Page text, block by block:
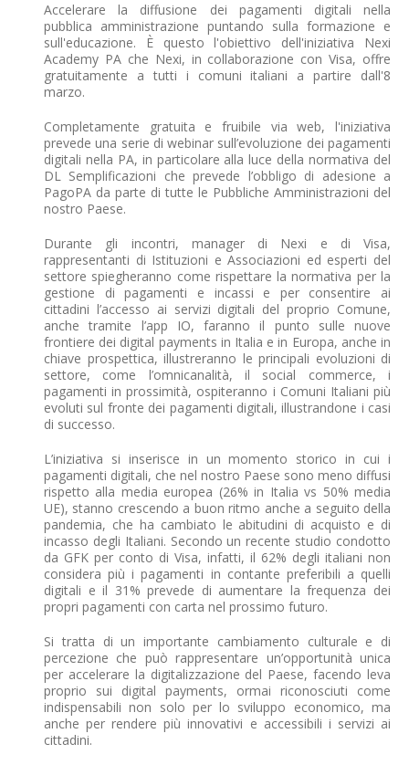
Accelerare la diffusione dei pagamenti digitali nella
pubblica amministrazione puntando sulla formazione e
sull'educazione. È questo l'obiettivo dell'iniziativa Nexi
Academy PA che Nexi, in collaborazione con Visa, offre
gratuitamente a tutti i comuni italiani a partire dall'8
marzo.
Completamente gratuita e fruibile via web, l'iniziativa
prevede una serie di webinar sull’evoluzione dei pagamenti
digitali nella PA, in particolare alla luce della normativa del
DL Semplificazioni che prevede l’obbligo di adesione a
PagoPA da parte di tutte le Pubbliche Amministrazioni del
nostro Paese.
Durante gli incontri, manager di Nexi e di Visa,
rappresentanti di Istituzioni e Associazioni ed esperti del
settore spiegheranno come rispettare la normativa per la
gestione di pagamenti e incassi e per consentire ai
cittadini l’accesso ai servizi digitali del proprio Comune,
anche tramite l’app IO, faranno il punto sulle nuove
frontiere dei digital payments in Italia e in Europa, anche in
chiave prospettica, illustreranno le principali evoluzioni di
settore, come l’omnicanalità, il social commerce, i
pagamenti in prossimità, ospiteranno i Comuni Italiani più
evoluti sul fronte dei pagamenti digitali, illustrandone i casi
di successo.
L’iniziativa si inserisce in un momento storico in cui i
pagamenti digitali, che nel nostro Paese sono meno diffusi
rispetto alla media europea (26% in Italia vs 50% media
UE), stanno crescendo a buon ritmo anche a seguito della
pandemia, che ha cambiato le abitudini di acquisto e di
incasso degli Italiani. Secondo un recente studio condotto
da GFK per conto di Visa, infatti, il 62% degli italiani non
considera più i pagamenti in contante preferibili a quelli
digitali e il 31% prevede di aumentare la frequenza dei
propri pagamenti con carta nel prossimo futuro.
Si tratta di un importante cambiamento culturale e di
percezione che può rappresentare un’opportunità unica
per accelerare la digitalizzazione del Paese, facendo leva
proprio sui digital payments, ormai riconosciuti come
indispensabili non solo per lo sviluppo economico, ma
anche per rendere più innovativi e accessibili i servizi ai
cittadini.